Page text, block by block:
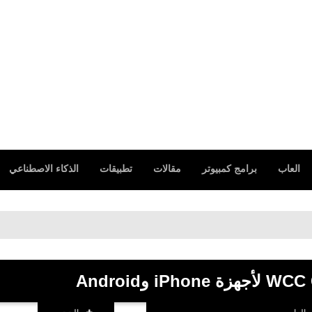
العاب برامج كمبيوتر مقالات تطبيقات الذكاء الاصطناعي